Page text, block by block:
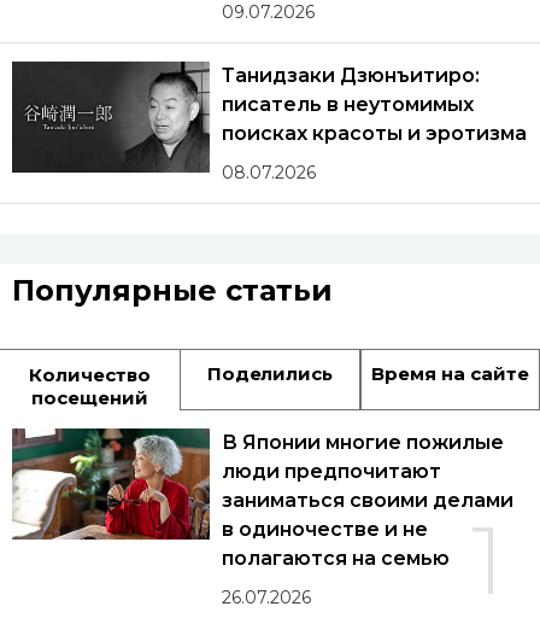
09.07.2026
Танидзаки Дзюнъитиро:
писатель в неутомимых
поисках красоты и эротизма
08.07.2026
Популярные статьи
Количество
посещений
Поделились Время на сайте
1
В Японии многие пожилые
люди предпочитают
заниматься своими делами
в одиночестве и не
полагаются на семью
26.07.2026